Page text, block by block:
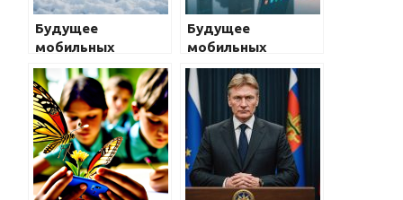
Будущее
мобильных
технологий: как
они изменят наш
быт?
Будущее
мобильных
технологий:
предсказания
экспертов